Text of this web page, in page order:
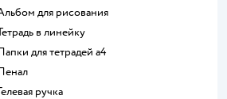
Альбом для рисования
Тетрадь в линейку
Папки для тетрадей а4
Пенал
Гелевая ручка